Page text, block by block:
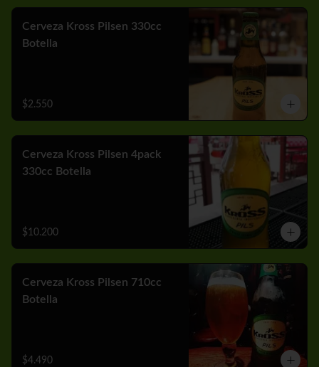
Cerveza Kross Pilsen 330cc
Botella
$2.550
Cerveza Kross Pilsen 4pack
330cc Botella
$10.200
Cerveza Kross Pilsen 710cc
Botella
$4.490